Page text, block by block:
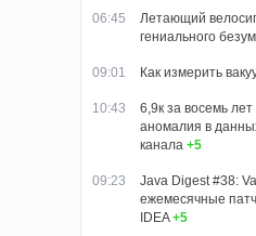
06:45
Летающий
гениального
09:01 Как измерить
10:43
6,9к за восемь
аномалия в
канала +5
09:23
Java Digest #38:
ежемесячные
IDEA +5